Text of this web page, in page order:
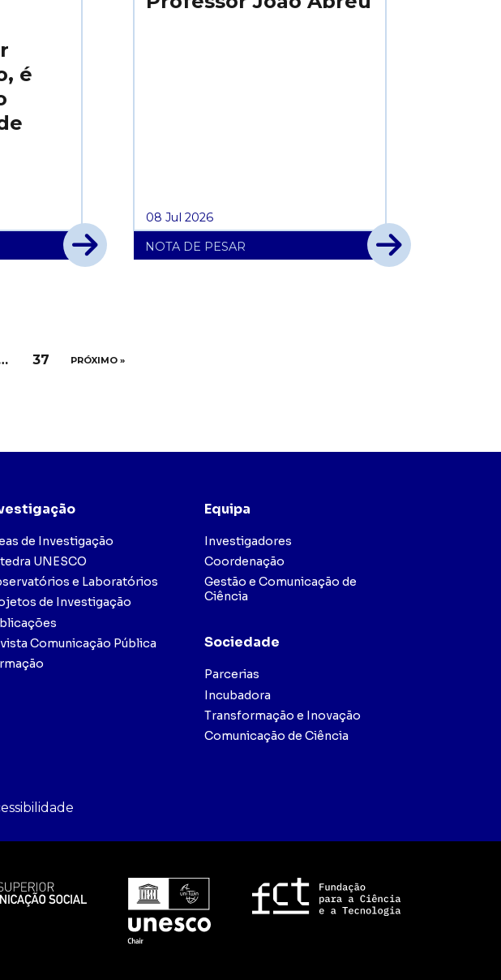
é
08 Jul 2026
NOTA DE PESAR
37 PRÓXIMO »
de Investigação
UNESCO
e Laboratórios
de Investigação
Comunicação Pública
Equipa
Investigadores
Coordenação
Gestão e Comunicação de
Ciência
Sociedade
Parcerias
Incubadora
Transformação e Inovação
Comunicação de Ciência